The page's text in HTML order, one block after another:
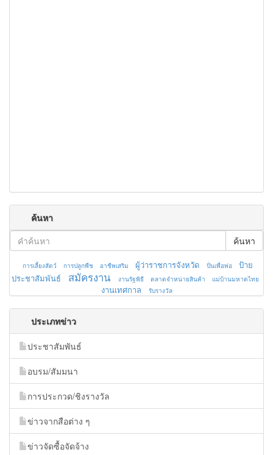
ค้นหา
ค้นหา
การเลี้ยงสัตว์ การปลูกพืช อาชีพเสริม ผู้ว่าราชการจังหวัด ปั่นเพื่อพ่อ
ป้าย
ประชาสัมพันธ์
สมัครงาน งานรัฐพิธี ตลาดจำหน่ายสินค้า แม่บ้านมหาดไทย
งานเทศกาล รับรางวัล
ประเภทข่าว
ประชาสัมพันธ์
อบรม/สัมมนา
การประกวด/ชิงรางวัล
ข่าวจากสือต่าง ๆ
ข่าวจัดซื้อจัดจ้าง